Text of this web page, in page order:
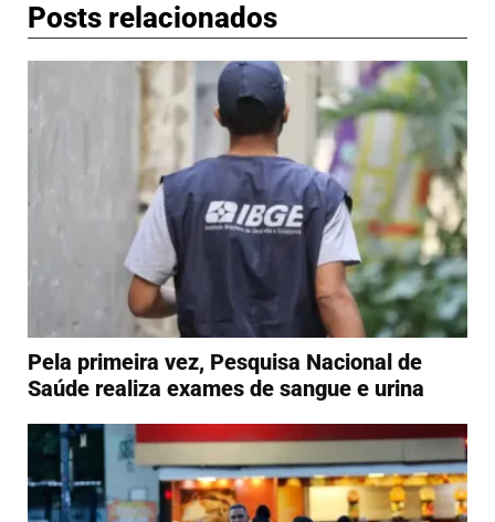
Posts relacionados
Pela primeira vez, Pesquisa Nacional de
Saúde realiza exames de sangue e urina